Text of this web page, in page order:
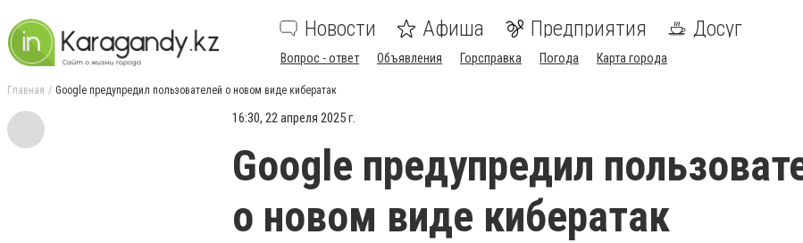
Новости Афиша Предприятия Досуг
Вопрос - ответ Объявления Горсправка Погода Карта города
Главная Google предупредил пользователей о новом виде кибератак
16:30, 22 апреля 2025 г.
Google предупредил
о новом виде кибератак